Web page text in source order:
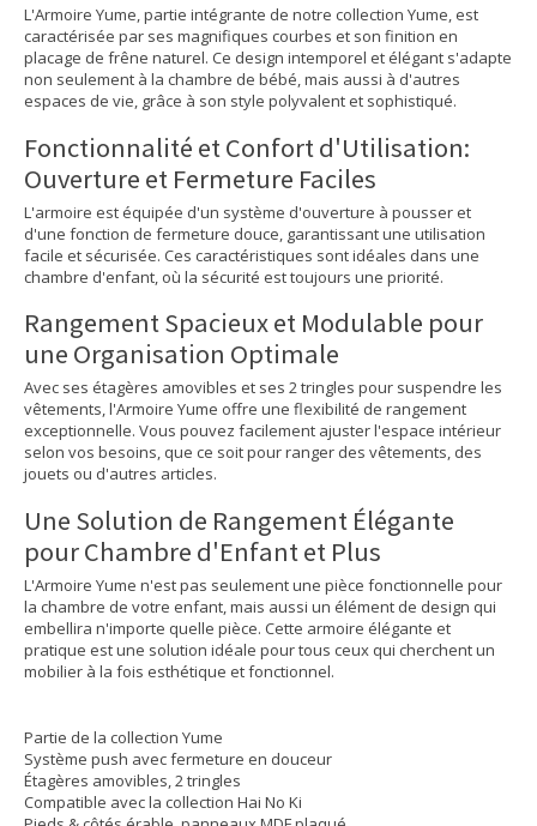
L'Armoire Yume, partie intégrante de notre collection Yume, est
caractérisée par ses magnifiques courbes et son finition en
placage de frêne naturel. Ce design intemporel et élégant s'adapte
non seulement à la chambre de bébé, mais aussi à d'autres
espaces de vie, grâce à son style polyvalent et sophistiqué.
Fonctionnalité et Confort d'Utilisation:
Ouverture et Fermeture Faciles
L'armoire est équipée d'un système d'ouverture à pousser et
d'une fonction de fermeture douce, garantissant une utilisation
facile et sécurisée. Ces caractéristiques sont idéales dans une
chambre d'enfant, où la sécurité est toujours une priorité.
Rangement Spacieux et Modulable pour
une Organisation Optimale
Avec ses étagères amovibles et ses 2 tringles pour suspendre les
vêtements, l'Armoire Yume offre une flexibilité de rangement
exceptionnelle. Vous pouvez facilement ajuster l'espace intérieur
selon vos besoins, que ce soit pour ranger des vêtements, des
jouets ou d'autres articles.
Une Solution de Rangement Élégante
pour Chambre d'Enfant et Plus
L'Armoire Yume n'est pas seulement une pièce fonctionnelle pour
la chambre de votre enfant, mais aussi un élément de design qui
embellira n'importe quelle pièce. Cette armoire élégante et
pratique est une solution idéale pour tous ceux qui cherchent un
mobilier à la fois esthétique et fonctionnel.
Partie de la collection Yume
Système push avec fermeture en douceur
Étagères amovibles, 2 tringles
Compatible avec la collection Hai No Ki